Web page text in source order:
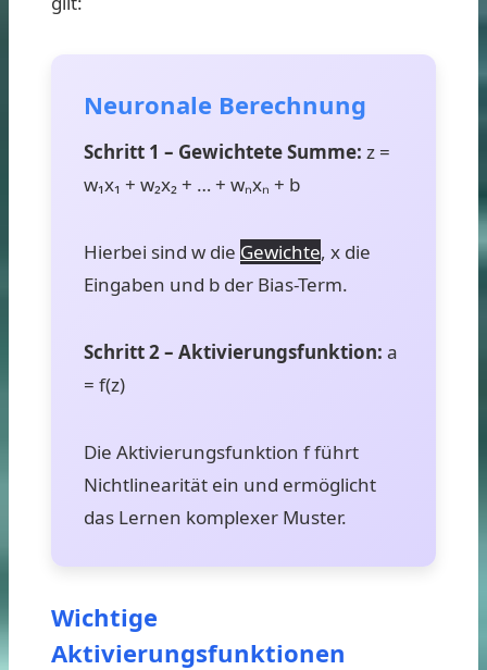
Neuronale Berechnung
Schritt 1 – Gewichtete Summe: z =
w₁x₁ + w₂x₂ + … + wₙxₙ + b
Hierbei sind w die Gewichte, x die
Eingaben und b der Bias-Term.
Schritt 2 – Aktivierungsfunktion: a
= f(z)
Die Aktivierungsfunktion f führt
Nichtlinearität ein und ermöglicht
das Lernen komplexer Muster.
Wichtige
Aktivierungsfunktionen